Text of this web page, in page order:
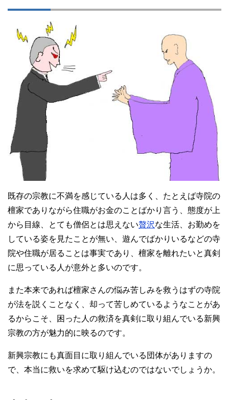
既存の宗教に不満を感じている人は多く、たとえば寺院の
檀家でありながら住職がお金のことばかり言う、態度が上
から目線、とても僧侶とは思えない贅沢な生活、お勤めを
している姿を見たことが無い、遊んでばかりいるなどの寺
院や住職が居ることは事実であり、檀家を離れたいと真剣
に思っている人が意外と多いのです。
また本来であれば檀家さんの悩み苦しみを救うはずの寺院
が法を説くことなく、却って苦しめているようなことがあ
るからこそ、困った人の救済を真剣に取り組んでいる新興
宗教の方が魅力的に映るのです。
新興宗教にも真面目に取り組んでいる団体がありますの
で、本当に救いを求めて駆け込むのではないでしょうか。